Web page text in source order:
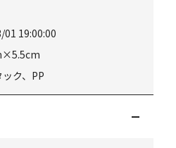
01 19:00:00
ク、PP